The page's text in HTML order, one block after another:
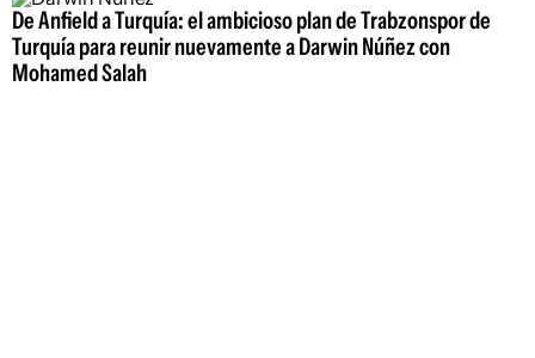
De Anfield a Turquía: el ambicioso plan de Trabzonspor de
Turquía para reunir nuevamente a Darwin Núñez con
Mohamed Salah